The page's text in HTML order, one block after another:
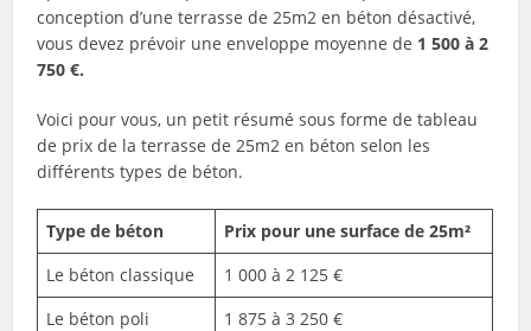
conception d’une terrasse de 25m2 en béton désactivé,
vous devez prévoir une enveloppe moyenne de 1 500 à 2
750 €.
Voici pour vous, un petit résumé sous forme de tableau
de prix de la terrasse de 25m2 en béton selon les
différents typesde béton.
Type de béton
Prix pour une surface de 25m²
Le béton classique
1 000 à 2 125 €
Le béton poli
1 875 à 3 250 €